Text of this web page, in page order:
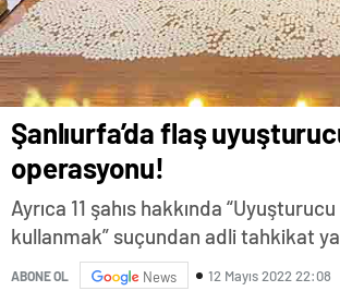
Şanlıurfa’da flaş
operasyonu!
Ayrıca 11 şahıs hakkında
kullanmak” suçundan adli tahkikat
ABONE OL News 12 Mayıs 2022 22:08